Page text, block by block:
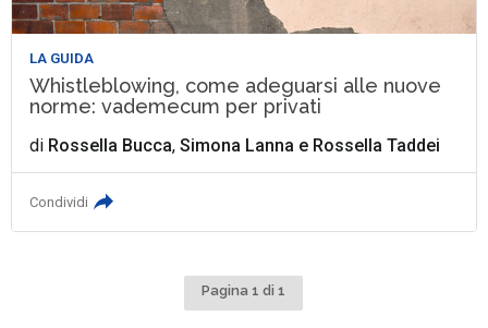
LA GUIDA
Whistleblowing, come adeguarsi alle nuove
norme: vademecum per privati
di Rossella Bucca,Simona Lanna e Rossella Taddei
Condividi
Pagina 1 di 1